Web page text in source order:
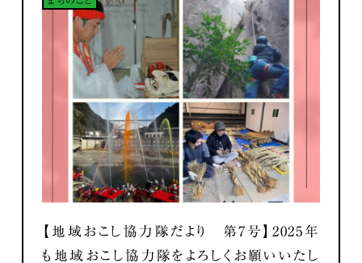
【地域おこし協力隊だより 第7号】2025年
も地域おこし協力隊をよろしくお願いいたし